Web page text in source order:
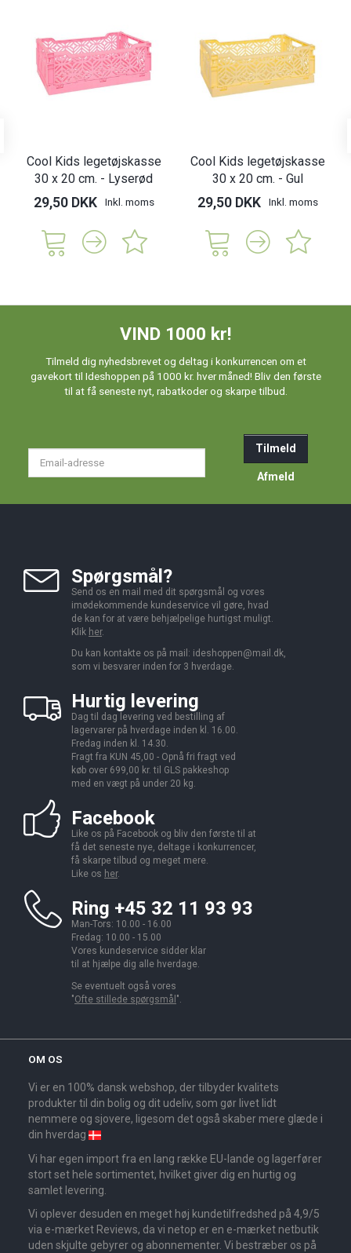
Cool Kids legetøjskasse
30 x 20 cm. - Lyserød
29,50 DKK Inkl. moms
Cool Kids legetøjskasse
30 x 20 cm. - Gul
29,50 DKK Inkl. moms
VIND 1000 kr!
Tilmeld dig nyhedsbrevet og deltag i konkurrencen om et
gavekort til Ideshoppen på 1000 kr. hver måned! Bliv den første
til at få seneste nyt, rabatkoder og skarpe tilbud.
Tilmeld
Afmeld
Spørgsmål?
Send os en mail med dit spørgsmål og vores
imødekommende kundeservice vil gøre, hvad
de kan for at være behjælpelige hurtigst muligt.
Klik her.
Du kan kontakte os på mail: ideshoppen@mail.dk,
som vi besvarer inden for 3 hverdage.
Hurtig levering
Dag til dag levering ved bestilling af
lagervarer på hverdage inden kl. 16.00.
Fredag inden kl. 14.30.
Fragt fra KUN 45,00 - Opnå fri fragt ved
køb over 699,00 kr. til GLS pakkeshop
med en vægt på under 20 kg.
Facebook
Like os på Facebook og bliv den første til at
få det seneste nye, deltage i konkurrencer,
få skarpe tilbud og meget mere.
Like os her.
Ring +45 32 11 93 93
Man-Tors: 10.00 - 16.00
Fredag: 10.00 - 15.00
Vores kundeservice sidder klar
til at hjælpe dig alle hverdage.
Se eventuelt også vores
"Ofte stillede spørgsmål ".
OM OS
Vi er en 100% dansk webshop, der tilbyder kvalitets
produkter til din bolig og dit udeliv, som gør livet lidt
nemmere og sjovere, ligesom det også skaber mere glæde i
din hverdag
Vi har egen import fra en lang række EU-lande og lagerfører
stort set hele sortimentet, hvilket giver dig en hurtig og
samlet levering.
Vi oplever desuden en meget høj kundetilfredshed på 4,9/5
via e-mærket Reviews, da vi netop er en e-mærket netbutik
uden skjulte gebyrer og abonnementer. Vi bestræber os på